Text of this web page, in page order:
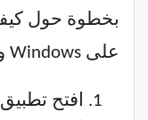
على Windows و Mac:
افتح تطبيق